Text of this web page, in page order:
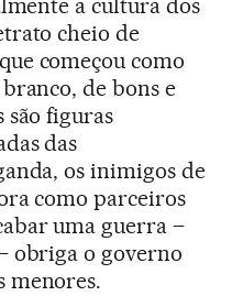
a cultura dos
cheio de
começou como
de bons e
são figuras
das
os inimigos de
como parceiros
uma guerra –
obriga o governo
menores.